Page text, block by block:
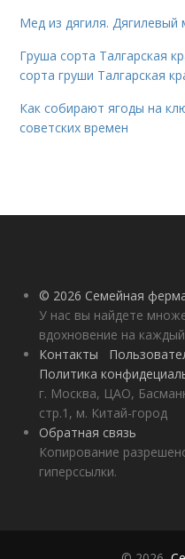
Мед из дягиля. Дягилевый
Груша сорта Талгарская
сорта груши Талгарская
Как собирают ягоды на
советских времен
© 2026 Семейная
У нас вы найдете
вдохновение на
Контакты
Политика
г. Москва, ЦАО,
стр.1, м. Китай-город
Обратная связь
Копирование
гиперссылки.